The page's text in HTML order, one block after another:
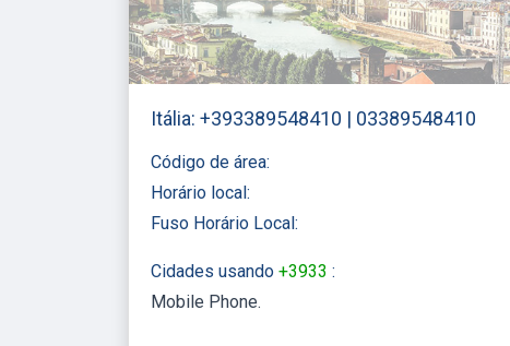
Itália: +393389548410 | 03389548410
Código de área:
Horário local:
Fuso Horário Local:
Cidades usando +3933 :
Mobile Phone